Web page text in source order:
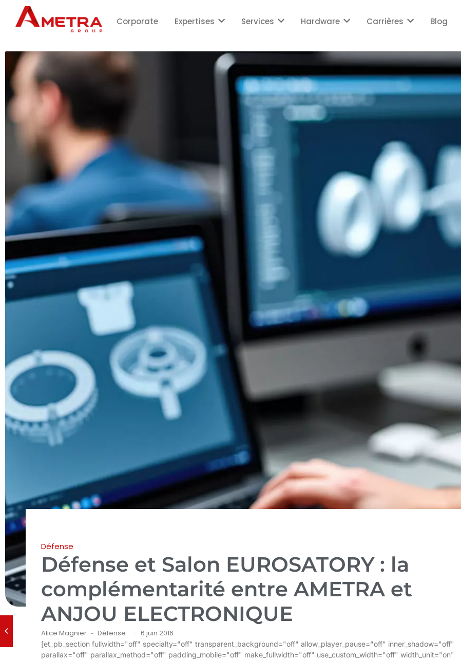
Corporate Expertises Services Hardware Carrières Blog
Défense
Défense et Salon EUROSATORY : la
complémentarité entre AMETRA et
ANJOU ELECTRONIQUE
Alice Magnier - Défense - 6 juin 2016
[et_pb_section fullwidth="off" specialty="off" transparent_background="off" allow_player_pause="off" inner_shadow="off"
parallax="off" parallax_method="off" padding_mobile="off" make_fullwidth="off" use_custom_width="off" width_unit="on"